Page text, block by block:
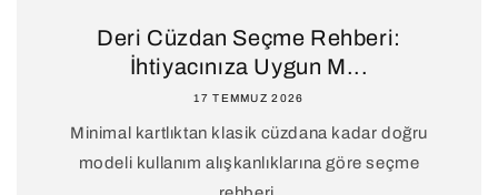
Deri Cüzdan Seçme Rehberi:
İhtiyacınıza Uygun M...
17 TEMMUZ 2026
Minimal kartlıktan klasik cüzdana kadar doğru
modeli kullanım alışkanlıklarına göre seçme